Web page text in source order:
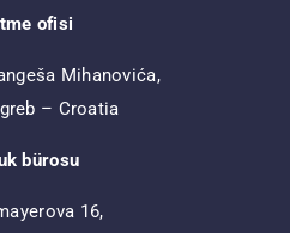
ofisi
Mihanovića,
– Croatia
bürosu
16,